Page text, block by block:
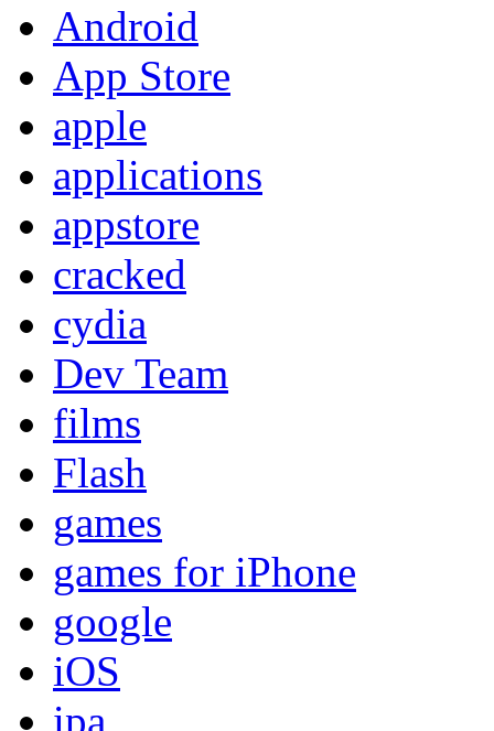
Android
App Store
apple
applications
appstore
cracked
cydia
Dev Team
films
Flash
games
games for iPhone
google
iOS
ipa